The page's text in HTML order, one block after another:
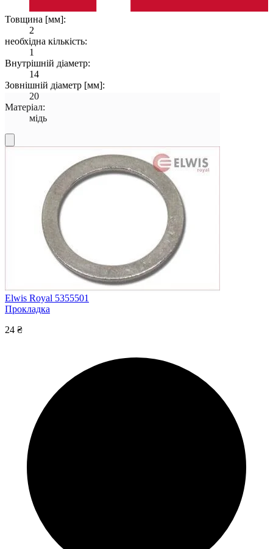
Товщина [мм]:
2
необхідна кількість:
1
Внутрішній діаметр:
14
Зовнішній діаметр [мм]:
20
Матеріал:
мідь
Elwis Royal 5355501
Прокладка
24 ₴